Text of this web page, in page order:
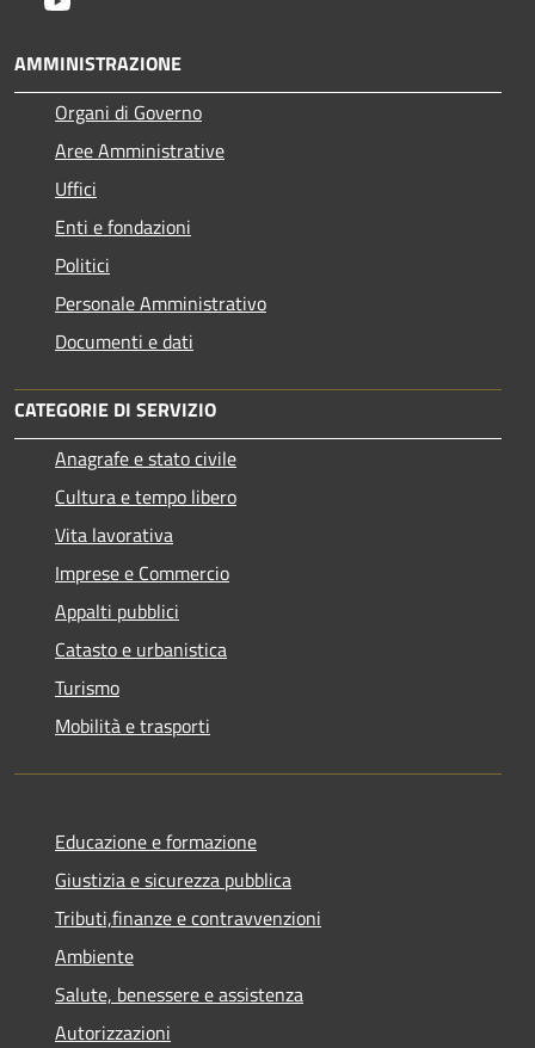
AMMINISTRAZIONE
Organi di Governo
Aree Amministrative
Uffici
Enti e fondazioni
Politici
Personale Amministrativo
Documenti e dati
CATEGORIE DI SERVIZIO
Anagrafe e stato civile
Cultura e tempo libero
Vita lavorativa
Imprese e Commercio
Appalti pubblici
Catasto e urbanistica
Turismo
Mobilità e trasporti
Educazione e formazione
Giustizia e sicurezza pubblica
Tributi,finanze e contravvenzioni
Ambiente
Salute, benessere e assistenza
Autorizzazioni